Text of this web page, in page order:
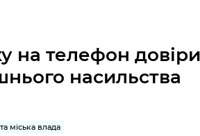
інформація
земельні ділянки
Культура, спорт,
Бізнес та ліцензування
громадськістю
Громадська рада
публічної
інформації
база
на телефон
насильства
міська влада